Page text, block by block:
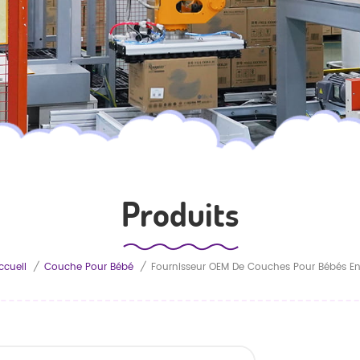
Produits
/ Couche Pour Bébé / Fournisseur OEM De Couches Pour Bébés